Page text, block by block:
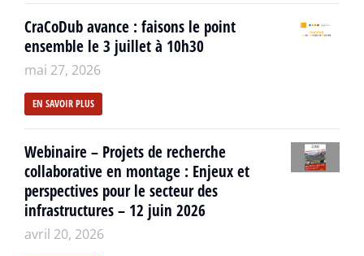
CraCoDub avance : faisons le point
ensemble le 3 juillet à 10h30
mai 27, 2026
EN SAVOIR PLUS
Webinaire – Projets de recherche
collaborative en montage : Enjeux et
perspectives pour le secteur des
infrastructures – 12 juin 2026
avril 20, 2026